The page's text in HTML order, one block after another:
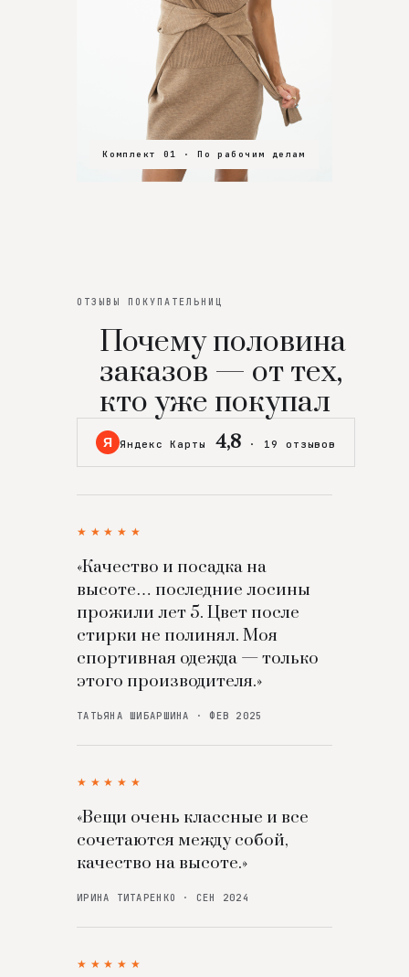
Комплект 01 · По рабочим делам
Комплект 02 · В зал
Комплект 03 · На особенный вечер
ОТЗЫВЫ ПОКУПАТЕЛЬНИЦ
Почему половина
заказов — от тех,
кто уже покупал
Я Яндекс Карты 4,8 · 19 отзывов
★★★★★
«Качество и посадка на
высоте… последние лосины
прожили лет 5. Цвет после
стирки не полинял. Моя
спортивная одежда — только
этого производителя.»
ТАТЬЯНА ШИБАРШИНА · ФЕВ 2025
★★★★★
«Вещи очень классные и все
сочетаются между собой,
качество на высоте.»
ИРИНА ТИТАРЕНКО · СЕН 2024
★★★★★